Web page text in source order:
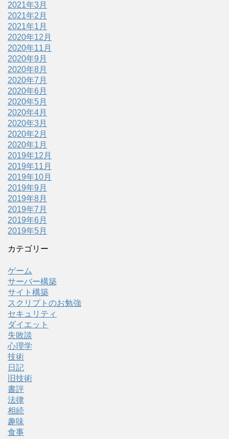
2021年3月
2021年2月
2021年1月
2020年12月
2020年11月
2020年9月
2020年8月
2020年7月
2020年6月
2020年5月
2020年4月
2020年3月
2020年2月
2020年1月
2019年12月
2019年11月
2019年10月
2019年9月
2019年8月
2019年7月
2019年6月
2019年5月
カテゴリー
ゲーム
サーバー構築
サイト構築
スクリプトのお勉強
セキュリティ
ダイエット
失敗談
心理学
技術
日記
旧技術
書評
法律
相続
趣味
食事